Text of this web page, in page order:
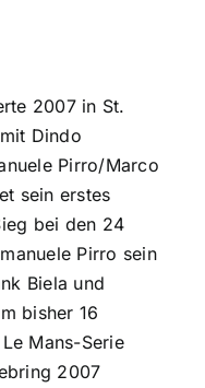
2007 in St.
Dindo
Pirro/Marco
sein erstes
bei den 24
Pirro sein
Biela und
bisher 16
Mans-Serie
2007